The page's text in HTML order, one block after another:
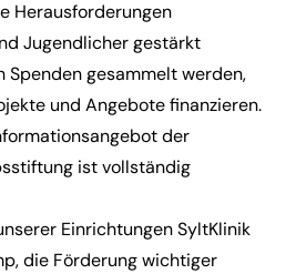
Herausforderungen
Jugendlicher gestärkt
Spenden gesammelt werden,
und Angebote finanzieren.
der
ist vollständig
Einrichtungen SyltKlinik
die Förderung wichtiger